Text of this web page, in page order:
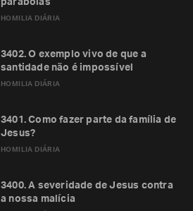
HOMILIA DIÁRIA
parábolas
HOMILIA DIÁRIA
3402. O exemplo vivo de que a
santidade não é impossível
HOMILIA DIÁRIA
3401. Como fazer parte da família de
Jesus?
3400. A severidade de Jesus contra
a nossa malícia